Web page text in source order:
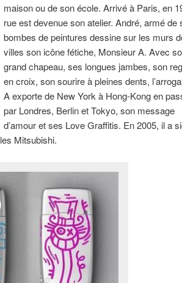
maison ou de son école. Arrivé à Paris, en
rue est devenue son atelier. André, armé de
bombes de peintures dessine sur les murs
villes son icône fétiche, Monsieur A. Avec
grand chapeau, ses longues jambes, son
en croix, son sourire à pleines dents,
A exporte de New York à Hong-Kong en
par Londres, Berlin et Tokyo, son message
d’amour et ses Love Graffitis. En 2005, il a
Mitsubishi.